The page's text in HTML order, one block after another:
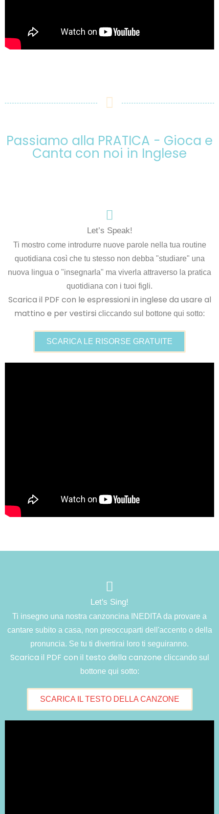
Passiamo alla PRATICA - Gioca e
Canta con noi in Inglese
Let’s Speak!
Ti mostro come introdurre nuove parole nella tua routine
quotidiana così che tu stesso non debba "studiare" una
nuova lingua o "insegnarla" ma viverla attraverso la pratica
quotidiana con i tuoi figli.
Scarica il PDF con le espressioni in inglese da usare al
mattino e per vestirsi cliccando sul bottone qui sotto:
SCARICA LE RISORSE GRATUITE
Let's Sing!
Ti insegno una nostra canzoncina INEDITA da provare a
cantare subito a casa, non preoccuparti dell'accento o della
pronuncia. Se tu ti divertirai loro ti seguiranno.
Scarica il PDF con il testo della canzone cliccando sul
bottone qui sotto:
SCARICA IL TESTO DELLA CANZONE